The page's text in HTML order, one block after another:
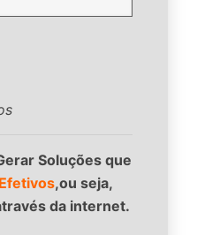
Soluções que
,ou seja,
da internet.